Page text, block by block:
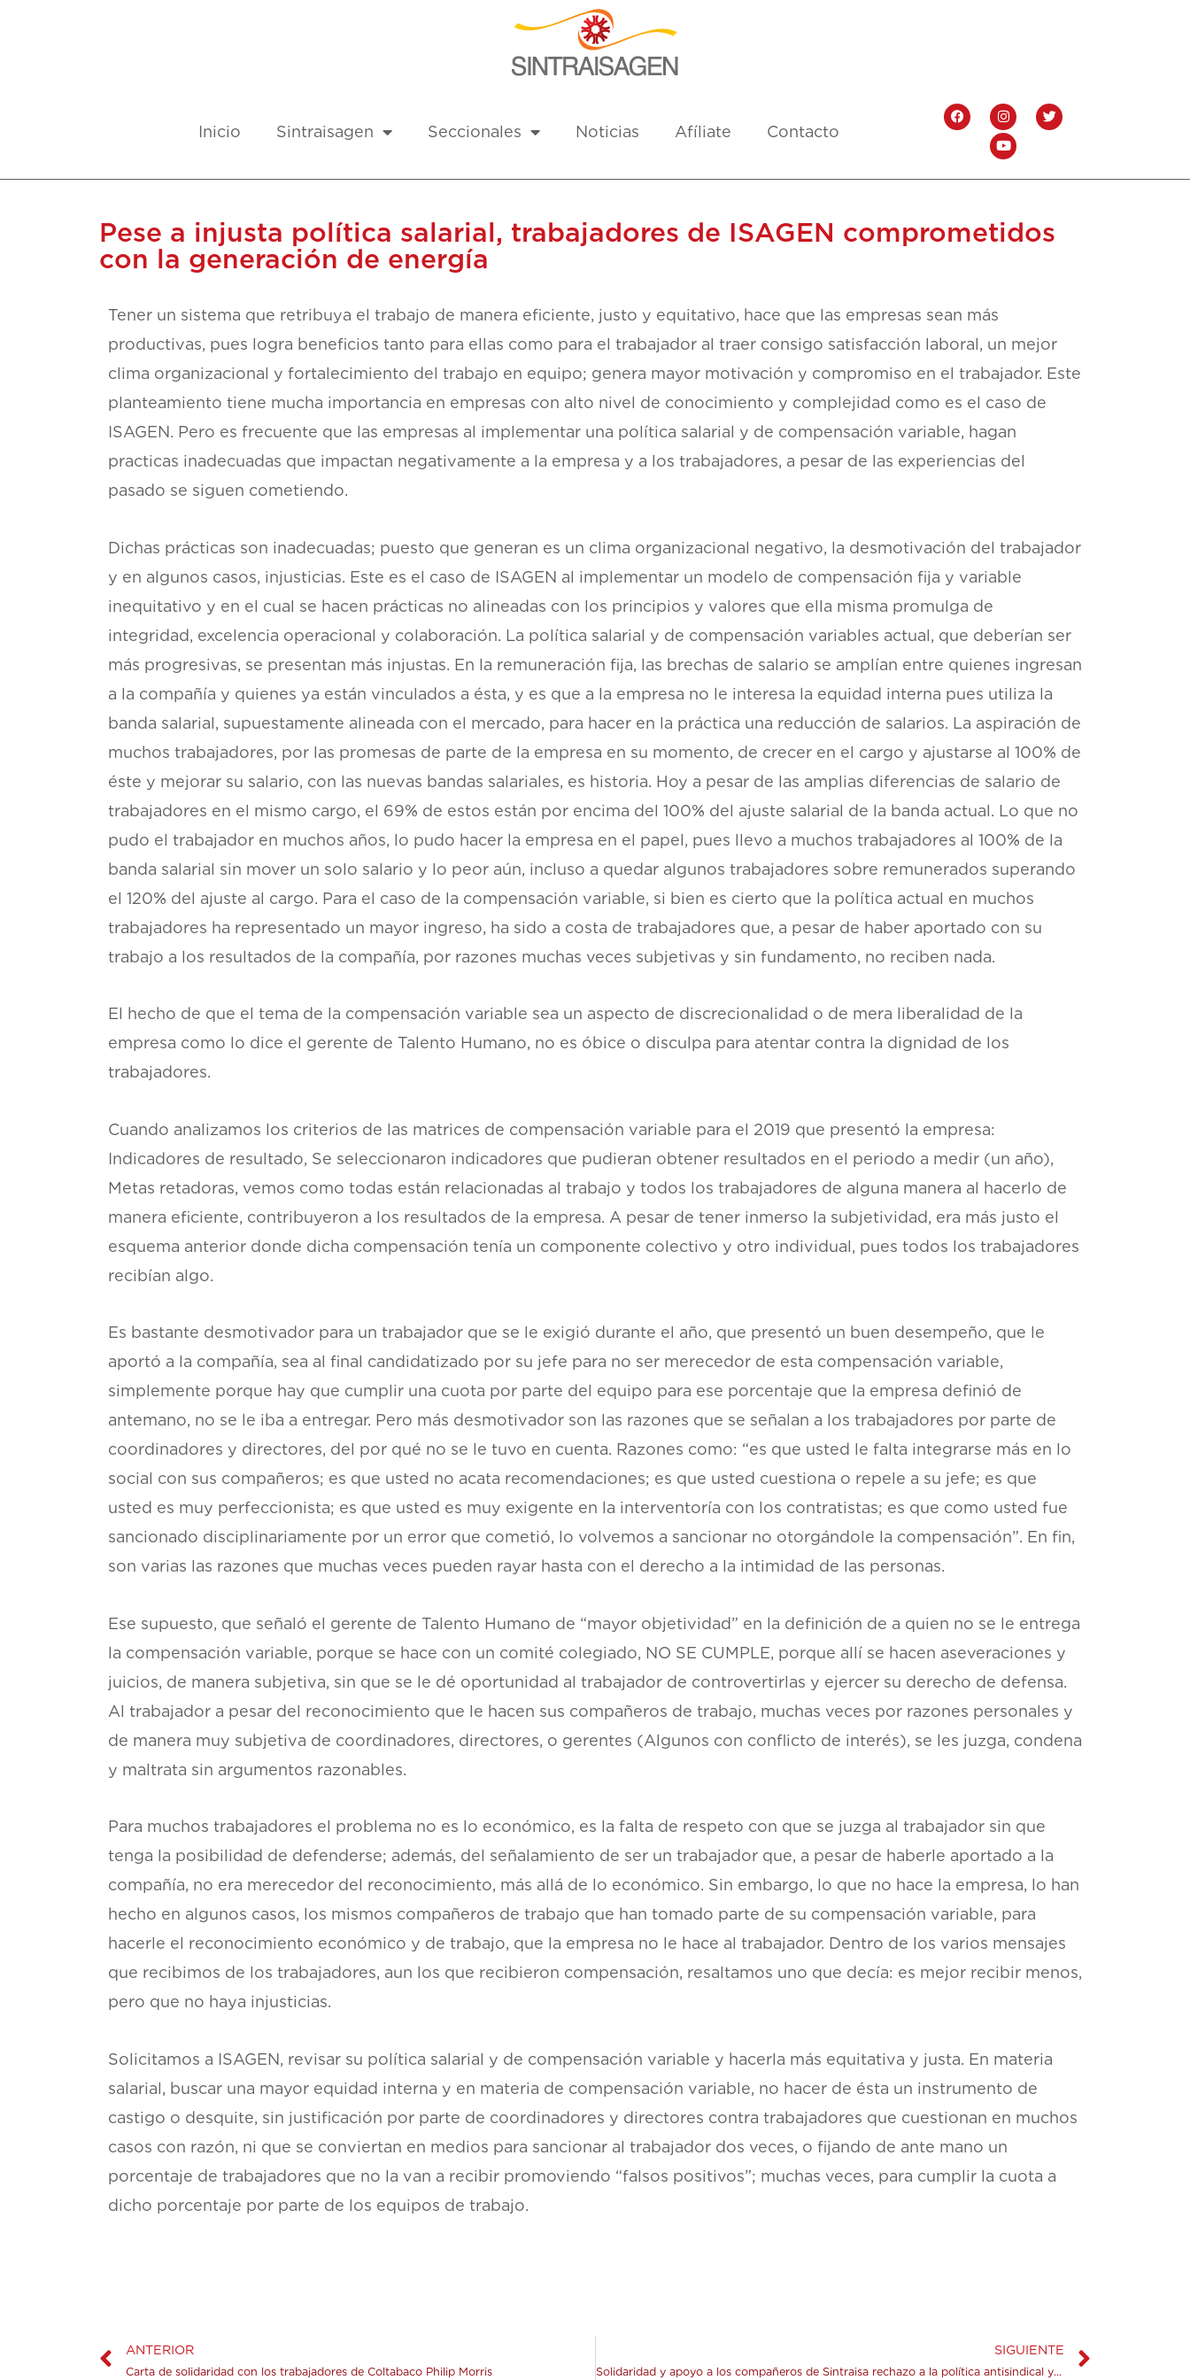
Inicio Sintraisagen Seccionales Noticias Afíliate Contacto
Pese a injusta política salarial, trabajadores de ISAGEN comprometidos
con la generación de energía
Tener un sistema que retribuya el trabajo de manera eficiente, justo y equitativo, hace que las empresas sean más
productivas, pues logra beneficios tanto para ellas como para el trabajador al traer consigo satisfacción laboral, un mejor
clima organizacional y fortalecimiento del trabajo en equipo; genera mayor motivación y compromiso en el trabajador. Este
planteamiento tiene mucha importancia en empresas con alto nivel de conocimiento y complejidad como es el caso de
ISAGEN. Pero es frecuente que las empresas al implementar una política salarial y de compensación variable, hagan
practicas inadecuadas que impactan negativamente a la empresa y a los trabajadores, a pesar de las experiencias del
pasado se siguen cometiendo.
Dichas prácticas son inadecuadas; puesto que generan es un clima organizacional negativo, la desmotivación del trabajador
y en algunos casos, injusticias. Este es el caso de ISAGEN al implementar un modelo de compensación fija y variable
inequitativo y en el cual se hacen prácticas no alineadas con los principios y valores que ella misma promulga de
integridad, excelencia operacional y colaboración. La política salarial y de compensación variables actual, que deberían ser
más progresivas, se presentan más injustas. En la remuneración fija, las brechas de salario se amplían entre quienes ingresan
a la compañía y quienes ya están vinculados a ésta, y es que a la empresa no le interesa la equidad interna pues utiliza la
banda salarial, supuestamente alineada con el mercado, para hacer en la práctica una reducción de salarios. La aspiración de
muchos trabajadores, por las promesas de parte de la empresa en su momento, de crecer en el cargo y ajustarse al 100% de
éste y mejorar su salario, con las nuevas bandas salariales, es historia. Hoy a pesar de las amplias diferencias de salario de
trabajadores en el mismo cargo, el 69% de estos están por encima del 100% del ajuste salarial de la banda actual. Lo que no
pudo el trabajador en muchos años, lo pudo hacer la empresa en el papel, pues llevo a muchos trabajadores al 100% de la
banda salarial sin mover un solo salario y lo peor aún, incluso a quedar algunos trabajadores sobre remunerados superando
el 120% del ajuste al cargo. Para el caso de la compensación variable, si bien es cierto que la política actual en muchos
trabajadores ha representado un mayor ingreso, ha sido a costa de trabajadores que, a pesar de haber aportado con su
trabajo a los resultados de la compañía, por razones muchas veces subjetivas y sin fundamento, no reciben nada.
El hecho de que el tema de la compensación variable sea un aspecto de discrecionalidad o de mera liberalidad de la
empresa como lo dice el gerente de Talento Humano, no es óbice o disculpa para atentar contra la dignidad de los
trabajadores.
Cuando analizamos los criterios de las matrices de compensación variable para el 2019 que presentó la empresa:
Indicadores de resultado, Se seleccionaron indicadores que pudieran obtener resultados en el periodo a medir (un año),
Metas retadoras, vemos como todas están relacionadas al trabajo y todos los trabajadores de alguna manera al hacerlo de
manera eficiente, contribuyeron a los resultados de la empresa. A pesar de tener inmerso la subjetividad, era más justo el
esquema anterior donde dicha compensación tenía un componente colectivo y otro individual, pues todos los trabajadores
recibían algo.
Es bastante desmotivador para un trabajador que se le exigió durante el año, que presentó un buen desempeño, que le
aportó a la compañía, sea al final candidatizado por su jefe para no ser merecedor de esta compensación variable,
simplemente porque hay que cumplir una cuota por parte del equipo para ese porcentaje que la empresa definió de
antemano, no se le iba a entregar. Pero más desmotivador son las razones que se señalan a los trabajadores por parte de
coordinadores y directores, del por qué no se le tuvo en cuenta. Razones como: “es que usted le falta integrarse más en lo
social con sus compañeros; es que usted no acata recomendaciones; es que usted cuestiona o repele a su jefe; es que
usted es muy perfeccionista; es que usted es muy exigente en la interventoría con los contratistas; es que como usted fue
sancionado disciplinariamente por un error que cometió, lo volvemos a sancionar no otorgándole la compensación”. En fin,
son varias las razones que muchas veces pueden rayar hasta con el derecho a la intimidad de las personas.
Ese supuesto, que señaló el gerente de Talento Humano de “mayor objetividad” en la definición de a quien no se le entrega
la compensación variable, porque se hace con un comité colegiado, NO SE CUMPLE, porque allí se hacen aseveraciones y
juicios, de manera subjetiva, sin que se le dé oportunidad al trabajador de controvertirlas y ejercer su derecho de defensa.
Al trabajador a pesar del reconocimiento que le hacen sus compañeros de trabajo, muchas veces por razones personales y
de manera muy subjetiva de coordinadores, directores, o gerentes (Algunos con conflicto de interés), se les juzga, condena
y maltrata sin argumentos razonables.
Para muchos trabajadores el problema no es lo económico, es la falta de respeto con que se juzga al trabajador sin que
tenga la posibilidad de defenderse; además, del señalamiento de ser un trabajador que, a pesar de haberle aportado a la
compañía, no era merecedor del reconocimiento, más allá de lo económico. Sin embargo, lo que no hace la empresa, lo han
hecho en algunos casos, los mismos compañeros de trabajo que han tomado parte de su compensación variable, para
hacerle el reconocimiento económico y de trabajo, que la empresa no le hace al trabajador. Dentro de los varios mensajes
que recibimos de los trabajadores, aun los que recibieron compensación, resaltamos uno que decía: es mejor recibir menos,
pero que no haya injusticias.
Solicitamos a ISAGEN, revisar su política salarial y de compensación variable y hacerla más equitativa y justa. En materia
salarial, buscar una mayor equidad interna y en materia de compensación variable, no hacer de ésta un instrumento de
castigo o desquite, sin justificación por parte de coordinadores y directores contra trabajadores que cuestionan en muchos
casos con razón, ni que se conviertan en medios para sancionar al trabajador dos veces, o fijando de ante mano un
porcentaje de trabajadores que no la van a recibir promoviendo “falsos positivos”; muchas veces, para cumplir la cuota a
dicho porcentaje por parte de los equipos de trabajo.
ANTERIOR
Carta de solidaridad con los trabajadores de Coltabaco Philip Morris
SIGUIENTE
Solidaridad y apoyo a los compañeros de Sintraisa rechazo a la política antisindical y a la pretensión de la administración del grupo ISA de acabar con Sintraisa